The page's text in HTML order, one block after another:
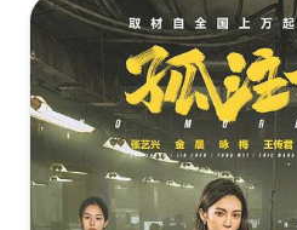
星河入梦.高码版
[12.78GB] 复制 下载
星河入梦[国语配音+中文字
幕
DL.H265.HDR.DTS5.1-DreamHD
[9.48GB] 复制 下载